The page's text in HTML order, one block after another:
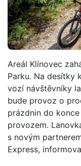
Areál Klínovec
Parku. Na desítky
vozí návštěvníky
bude provoz o
prázdnin do
provozem.
s novým
Express,